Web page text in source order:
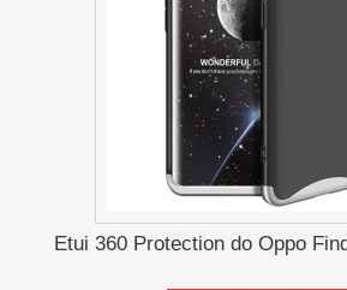
Etui 360 Protection do Oppo